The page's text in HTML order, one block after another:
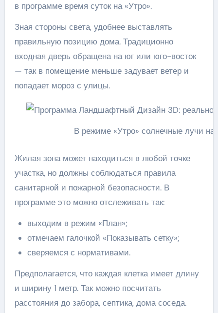
в программе время суток на «Утро».
Зная стороны света, удобнее выставлять
правильную позицию дома. Традиционно
входная дверь обращена на юг или юго-восток
— так в помещение меньше задувает ветер и
попадает мороз с улицы.
В режиме «Утро» солнечные лучи
Жилая зона может находиться в любой точке
участка, но должны соблюдаться правила
санитарной и пожарной безопасности. В
программе это можно отслеживать так:
выходим в режим «План»;
отмечаем галочкой «Показывать сетку»;
сверяемся с нормативами.
Предполагается, что каждая клетка имеет длину
и ширину 1 метр. Так можно посчитать
расстояния до забора, септика, дома соседа.